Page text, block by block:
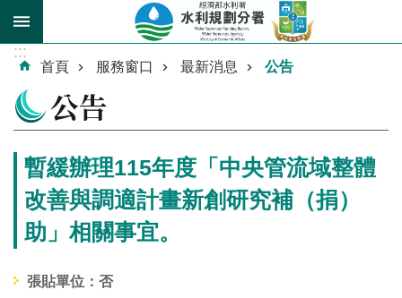
跳到主要內容區塊
進
階
搜
關
我
:::
首頁 服務窗口 最新消息 公告
公告
暫緩辦理115年度「中央管流域整體
改善與調適計畫新創研究補（捐）
助」相關事宜。
張貼單位：否